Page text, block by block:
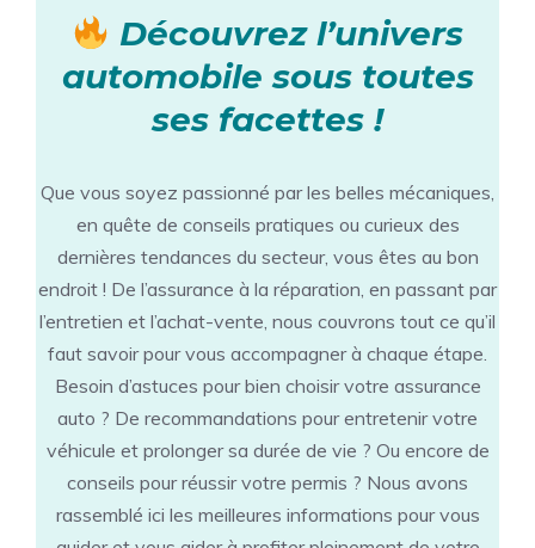
Découvrez l’univers
automobile sous toutes
ses facettes !
Que vous soyez passionné par les belles mécaniques,
en quête de conseils pratiques ou curieux des
dernières tendances du secteur, vous êtes au bon
endroit ! De l’assurance à la réparation, en passant par
l’entretien et l’achat-vente, nous couvrons tout ce qu’il
faut savoir pour vous accompagner à chaque étape.
Besoin d’astuces pour bien choisir votre assurance
auto ? De recommandations pour entretenir votre
véhicule et prolonger sa durée de vie ? Ou encore de
conseils pour réussir votre permis ? Nous avons
rassemblé ici les meilleures informations pour vous